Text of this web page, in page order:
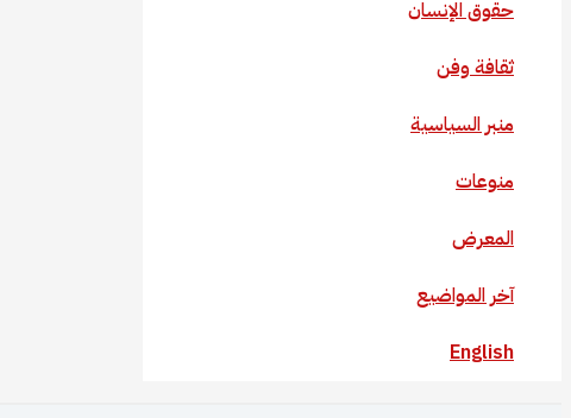
حقوق الإنسان
ثقافة وفن
منبر السياسية
منوعات
المعرض
آخر المواضيع
English